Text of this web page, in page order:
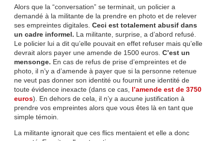
Alors que la “conversation” se terminait, un policier a
demandé à la militante de la prendre en photo et de relever
ses empreintes digitales. Ceci est totalement abusif dans
un cadre informel. La militante, surprise, a d’abord refusé.
Le policier lui a dit qu’elle pouvait en effet refuser mais qu’elle
devrait alors payer une amende de 1500 euros. C’est un
mensonge. En cas de refus de prise d’empreintes et de
photo, il n’y a d’amende à payer que si la personne retenue
ne veut pas donner son identité ou fournit une identité de
toute évidence inexacte (dans ce cas, l’amende est de 3750
euros). En dehors de cela, il n’y a aucune justification à
prendre vos empreintes alors que vous êtes là en tant que
simple témoin.
La militante ignorait que ces flics mentaient et elle a donc